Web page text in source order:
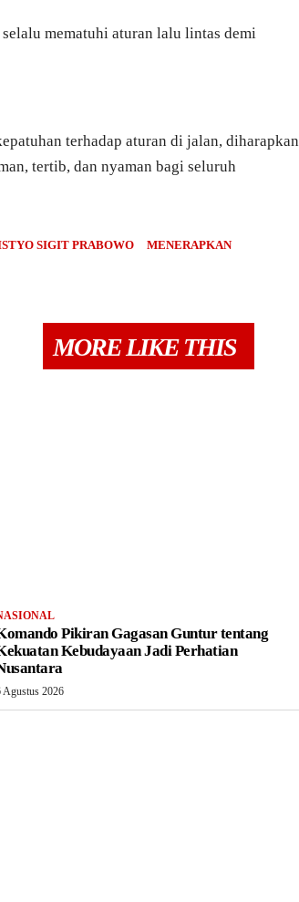
mematuhi aturan lalu lintas demi
terhadap aturan di jalan, diharapkan
tertib, dan nyaman bagi seluruh
SIGIT PRABOWO
MENERAPKAN
MORE LIKE THIS
Pikiran Gagasan Guntur tentang
Kebudayaan Jadi Perhatian
Agustus 2026